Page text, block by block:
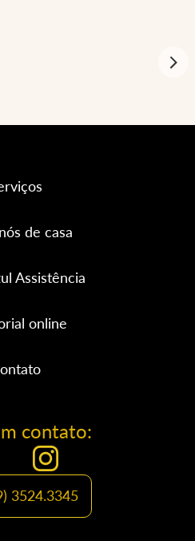
de casa
Assistência
online
contato:
3524.3345